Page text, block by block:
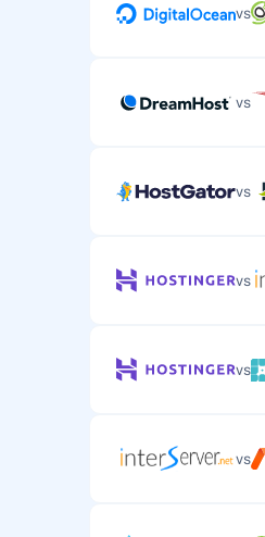
vs
vs
vs
vs
vs
vs